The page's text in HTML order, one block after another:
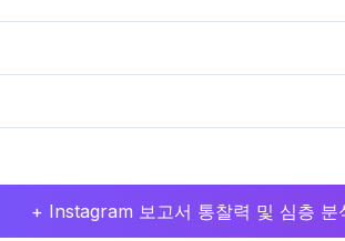
+ Instagram 보고서 통찰력 및 심층 분